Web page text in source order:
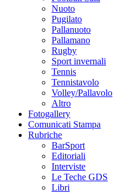
Nuoto
Pugilato
Pallanuoto
Pallamano
Rugby
Sport invernali
Tennis
Tennistavolo
Volley/Pallavolo
Altro
Fotogallery
Comunicati Stampa
Rubriche
BarSport
Editoriali
Interviste
Le Teche GDS
Libri